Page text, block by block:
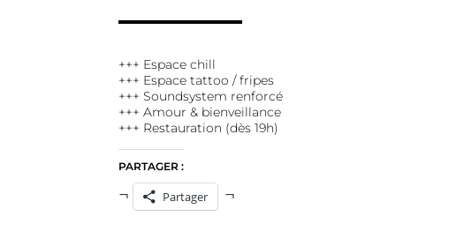
▬▬▬▬▬▬▬▬▬▬
+++ Espace chill
+++ Espace tattoo / fripes
+++ Soundsystem renforcé
+++ Amour & bienveillance
+++ Restauration (dès 19h)
PARTAGER :
Partager